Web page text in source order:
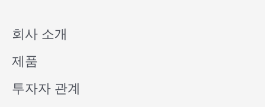
회사 소개
제품
투자자 관계